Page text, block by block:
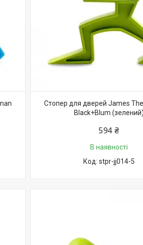
Стопер для дверей James
Black+Blum
594 ₴
В наявності
stpr-jj014-5